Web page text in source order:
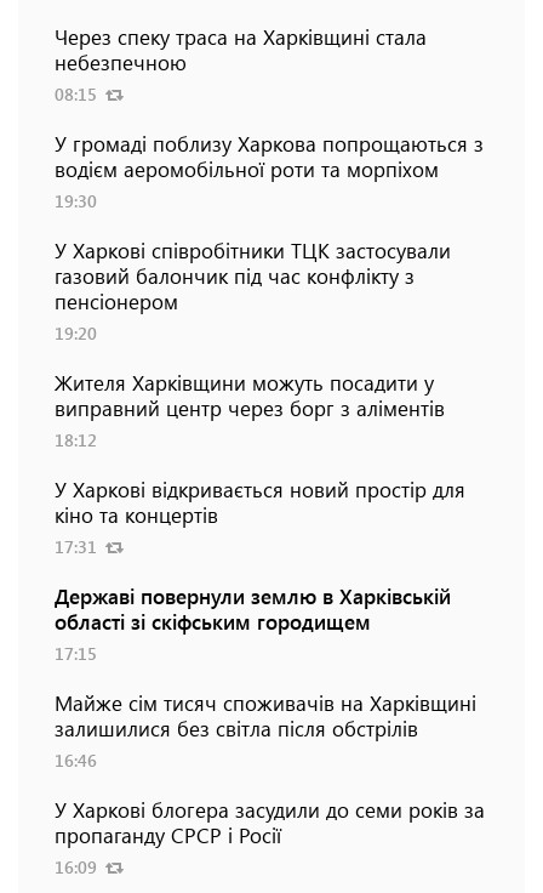
Через спеку траса на Харківщині стала
небезпечною
08:15
У громаді поблизу Харкова попрощаються з
водієм аеромобільної роти та морпіхом
19:30
У Харкові співробітники ТЦК застосували
газовий балончик під час конфлікту з
пенсіонером
19:20
Жителя Харківщини можуть посадити у
виправний центр через борг з аліментів
18:12
У Харкові відкривається новий простір для
кіно та концертів
17:31
Державі повернули землю в Харківській
області зі скіфським городищем
17:15
Майже сім тисяч споживачів на Харківщині
залишилися без світла після обстрілів
16:46
У Харкові блогера засудили до семи років за
пропаганду СРСР і Росії
16:09